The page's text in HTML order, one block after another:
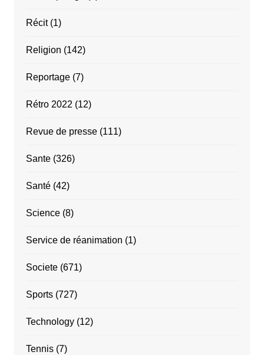
Récit(1)
Religion (142)
Reportage(7)
Rétro 2022 (12)
Revue de presse(111)
Sante(326)
Santé(42)
Science(8)
Service de réanimation (1)
Societe(671)
Sports(727)
Technology(12)
Tennis(7)